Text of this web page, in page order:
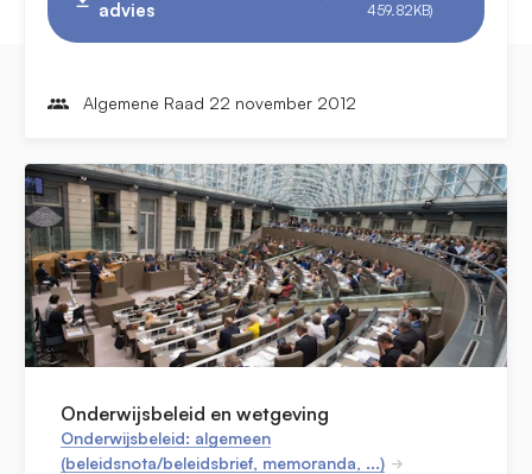
advies
459.82KB)
Algemene Raad 22 november 2012
Onderwijsbeleid en wetgeving
Onderwijsbeleid: algemeen
(beleidsnota/beleidsbrief, memoranda, ...)